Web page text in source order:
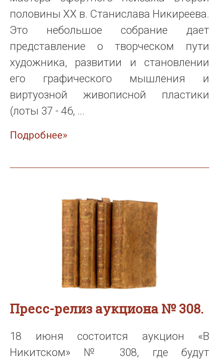
половины ХХ в. Станислава Никиреева.
Это небольшое собрание дает
представление о творческом пути
художника, развитии и становлении
его графического мышления и
виртуозной живописной пластики
(лоты 37 - 46, ...
Подробнее»
Пресс-релиз аукциона № 308.
18 июня состоится аукцион «В
Никитском» № 308, где будут